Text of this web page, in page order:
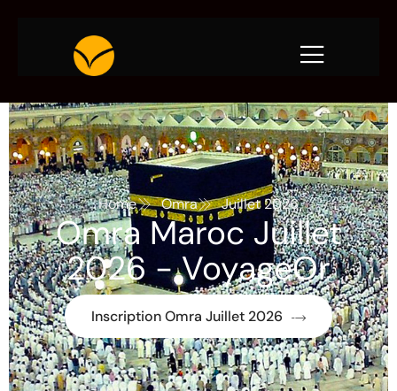
Home Omra Juillet 2026
Omra Maroc Juillet
2026 - VoyageOr
Inscription Omra Juillet 2026